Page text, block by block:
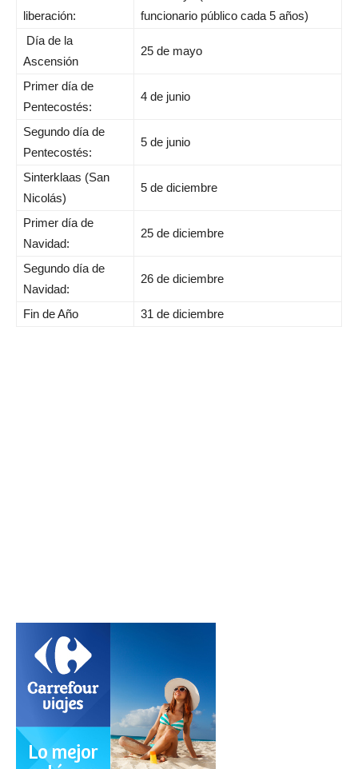
liberación:
funcionario público cada 5 años)
Día de la
Ascensión
25 de mayo
Primer día de
Pentecostés:
4 de junio
Segundo día de
Pentecostés:
5 de junio
Sinterklaas (San
Nicolás)
5 de diciembre
Primer día de
Navidad:
25 de diciembre
Segundo día de
Navidad:
26 de diciembre
Fin de Año 31 de diciembre